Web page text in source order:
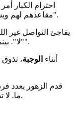
احترام الكبار
مقاعدهم لهم ويستخدمون الألقاب "غوسبودجا" أو "غوسبودين".
يفاجئ التواصل غير
"لا". بينما هز الرأس من اليسار إلى اليمين يعني "نعم".
أثناء الوجبة،
قدم الزهور بعدد
ما. لا تصفر أبدًا في الداخل، فهذا يجلب الحظ السيء.